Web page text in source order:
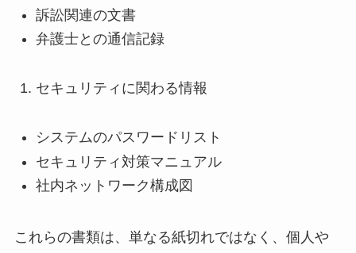
訴訟関連の文書
弁護士との通信記録
セキュリティに関わる情報
システムのパスワードリスト
セキュリティ対策マニュアル
社内ネットワーク構成図
これらの書類は、単なる紙切れではなく、個人や